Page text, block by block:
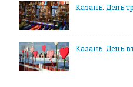
Казань. День
Казань. День